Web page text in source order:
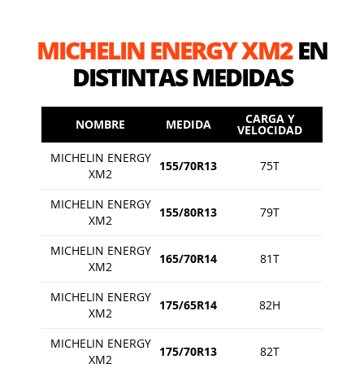
MICHELIN ENERGY XM2EN
DISTINTAS MEDIDAS
NOMBRE MEDIDA CARGA Y
VELOCIDAD
MICHELIN ENERGY
XM2
155/70R13 75T
MICHELIN ENERGY
XM2
155/80R13 79T
MICHELIN ENERGY
XM2
165/70R14 81T
MICHELIN ENERGY
XM2
175/65R14 82H
MICHELIN ENERGY
XM2
175/70R13 82T